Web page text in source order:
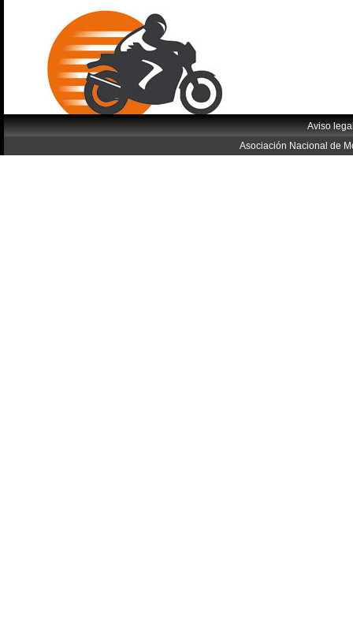
Aviso
Asociación Nacional de